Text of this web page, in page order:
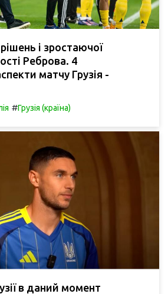
і зростаючої
Реброва. 4
матчу Грузія -
#Грузія (країна)
в даний момент